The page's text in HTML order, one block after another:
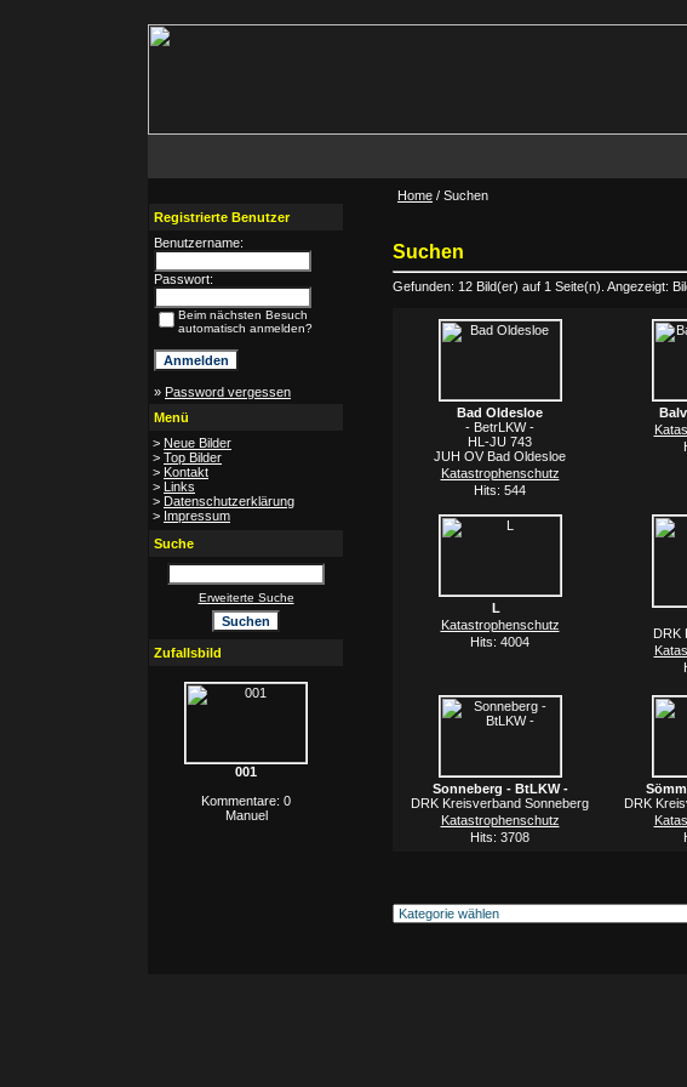
Registrierte Benutzer
Benutzername:
Passwort:
Beim nächsten Besuch
automatisch anmelden?
» Password vergessen
Menü
> Neue Bilder
> Top Bilder
> Kontakt
> Links
> Datenschutzerklärung
> Impressum
Suche
Erweiterte Suche
Zufallsbild
001
Kommentare: 0
Manuel
Home / Suchen
Suchen
Gefunden: 12 Bild(er) auf 1 Seite(n). Angezeigt:
Bad Oldesloe
- BetrLKW -
HL-JU 743
JUH OV Bad Oldesloe
Katastrophenschutz
Hits: 544
L
Katastrophenschutz
Hits: 4004
DRK
Sonneberg - BtLKW -
DRK Kreisverband Sonneberg
Katastrophenschutz
Hits: 3708
DRK